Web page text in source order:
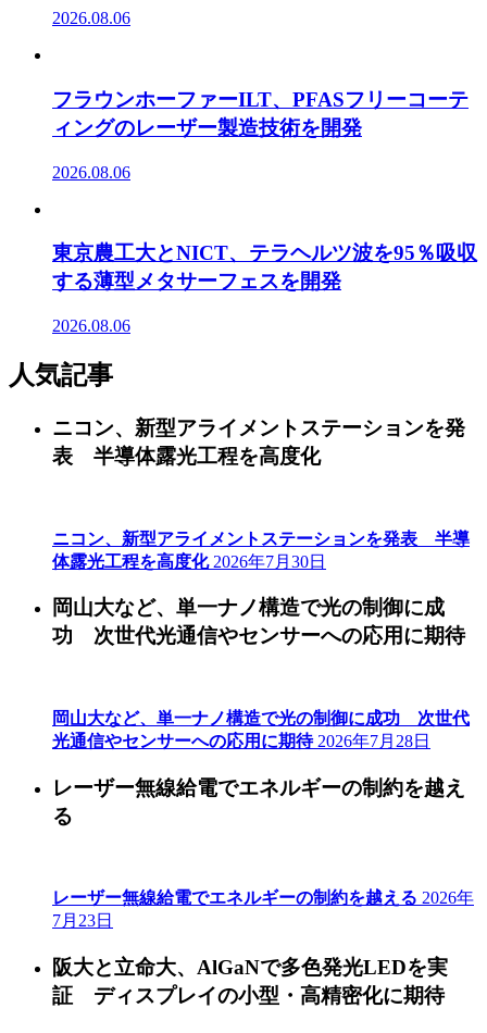
2026.08.06
フラウンホーファーILT、PFASフリーコーテ
ィングのレーザー製造技術を開発
2026.08.06
東京農工大とNICT、テラヘルツ波を95％吸収
する薄型メタサーフェスを開発
2026.08.06
人気記事
ニコン、新型アライメントステーションを発
表 半導体露光工程を高度化
ニコン、新型アライメントステーションを発表 半導
体露光工程を高度化 2026年7月30日
岡山大など、単一ナノ構造で光の制御に成
功 次世代光通信やセンサーへの応用に期待
岡山大など、単一ナノ構造で光の制御に成功 次世代
光通信やセンサーへの応用に期待 2026年7月28日
レーザー無線給電でエネルギーの制約を越え
る
レーザー無線給電でエネルギーの制約を越える 2026年
7月23日
阪大と立命大、AlGaNで多色発光LEDを実
証 ディスプレイの小型・高精密化に期待